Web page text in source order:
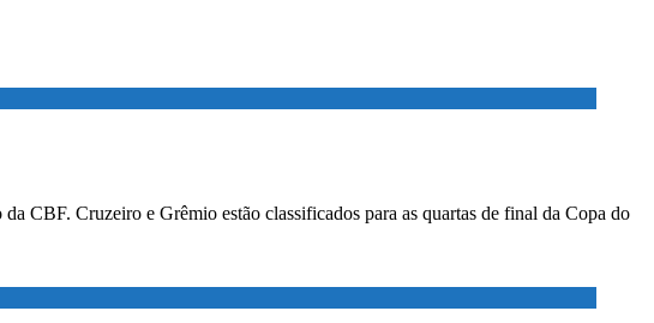
CBF. Cruzeiro e Grêmio estão classificados para as quartas de final da Copa do